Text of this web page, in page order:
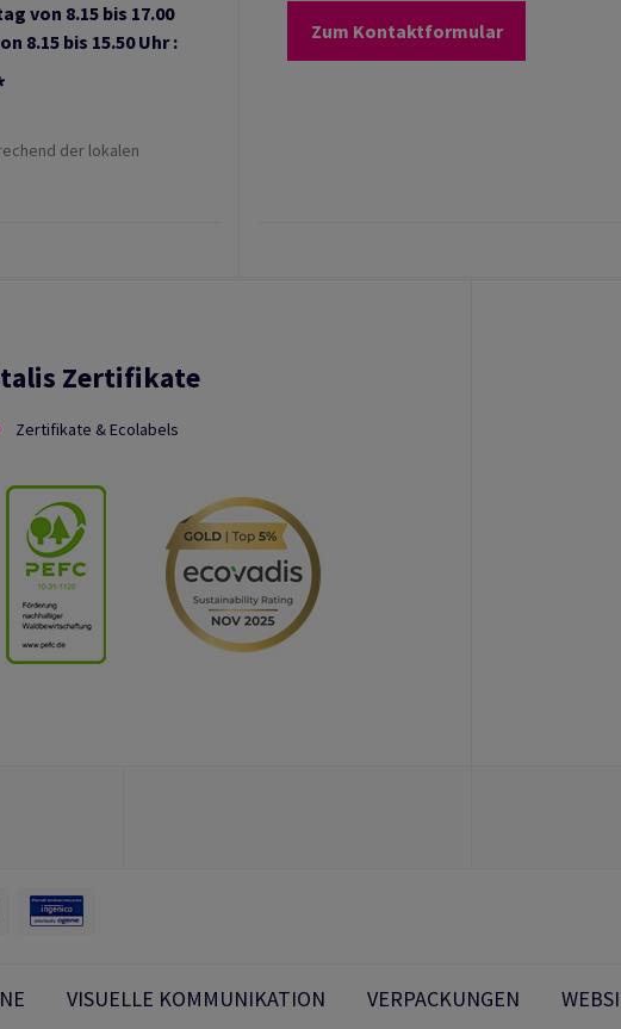
von 8.15 bis 17.00
8.15 bis 15.50 Uhr :
der lokalen
Zum Kontaktformular
Zertifikate
Zertifikate & Ecolabels
VISUELLE KOMMUNIKATION VERPACKUNGEN